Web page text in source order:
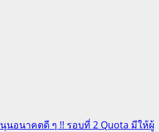
นอนาคตดี ๆ !! รอบที่ 2 Quota มีให้ผู้